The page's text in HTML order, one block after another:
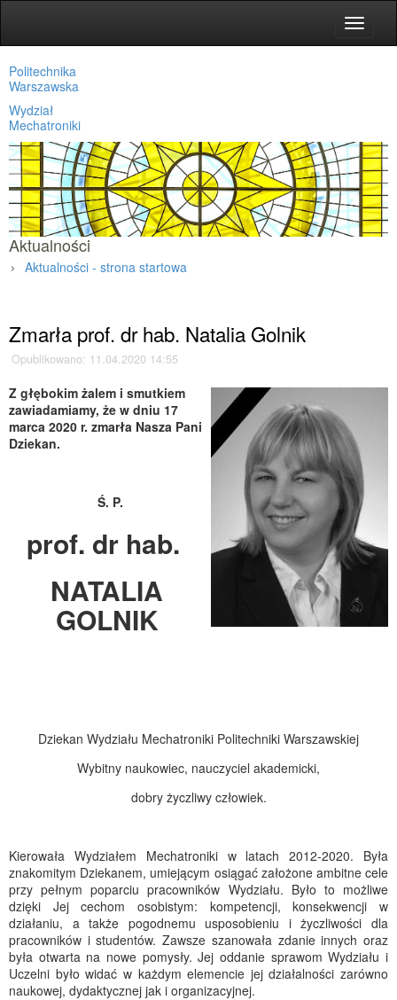
Toggle
Politechnika
Warszawska
Wydział
Mechatroniki
Aktualności
Aktualności - strona startowa
Zmarła prof. dr hab. Natalia Golnik
Opublikowano: 11.04.2020 14:55
Z głębokim żalem i smutkiem
zawiadamiamy, że w dniu 17
marca 2020 r. zmarła Nasza Pani
Dziekan.
Ś. P.
prof. dr hab.
NATALIA
GOLNIK
Dziekan Wydziału Mechatroniki Politechniki Warszawskiej
Wybitny naukowiec, nauczyciel akademicki,
dobry życzliwy człowiek.
Kierowała Wydziałem Mechatroniki w latach 2012-2020. Była
znakomitym Dziekanem, umiejącym osiągać założone ambitne cele
przy pełnym poparciu pracowników Wydziału. Było to możliwe
dzięki Jej cechom osobistym: kompetencji, konsekwencji w
działaniu, a także pogodnemu usposobieniu i życzliwości dla
pracowników i studentów. Zawsze szanowała zdanie innych oraz
była otwarta na nowe pomysły. Jej oddanie sprawom Wydziału i
Uczelni było widać w każdym elemencie jej działalności zarówno
naukowej, dydaktycznej jak i organizacyjnej.